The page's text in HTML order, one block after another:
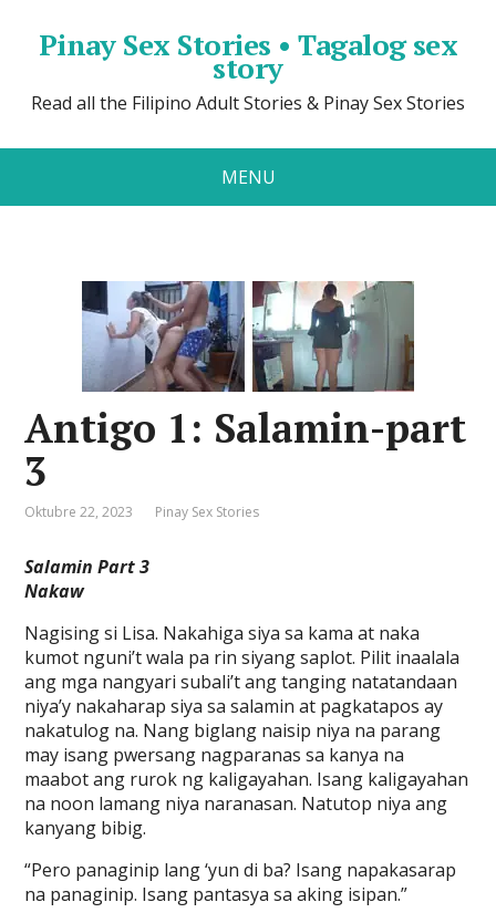
Pinay Sex Stories • Tagalog sex
story
Read all the Filipino Adult Stories & Pinay Sex Stories
MENU
Antigo 1: Salamin-part
3
Oktubre 22, 2023 Pinay Sex Stories
Salamin Part 3
Nakaw
Nagising si Lisa. Nakahiga siya sa kama at naka
kumot nguni’t wala pa rin siyang saplot. Pilit inaalala
ang mga nangyari subali’t ang tanging natatandaan
niya’y nakaharap siya sa salamin at pagkatapos ay
nakatulog na. Nang biglang naisip niya na parang
may isang pwersang nagparanas sa kanya na
maabot ang rurok ng kaligayahan. Isang kaligayahan
na noon lamang niya naranasan. Natutop niya ang
kanyang bibig.
“Pero panaginip lang ‘yun di ba? Isang napakasarap
na panaginip. Isang pantasya sa aking isipan.”